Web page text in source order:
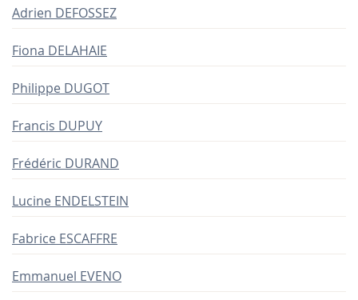
Adrien DEFOSSEZ
Fiona DELAHAIE
Philippe DUGOT
Francis DUPUY
Frédéric DURAND
Lucine ENDELSTEIN
Fabrice ESCAFFRE
Emmanuel EVENO